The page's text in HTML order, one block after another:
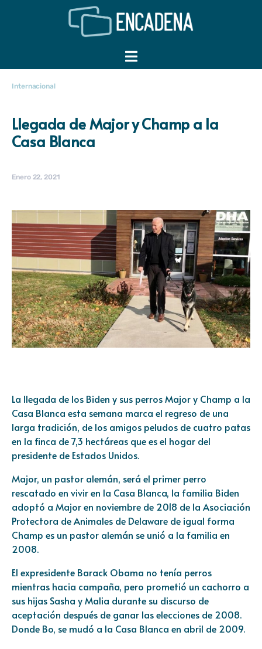
Internacional
Llegada de Major y Champ a la
Casa Blanca
Enero 22, 2021
La llegada de los Biden y sus perros Major y Champ a la
Casa Blanca esta semana marca el regreso de una
larga tradición, de los amigos peludos de cuatro patas
en la finca de 7,3 hectáreas que es el hogar del
presidente de Estados Unidos.
Major, un pastor alemán, será el primer perro
rescatado en vivir en la Casa Blanca, la familia Biden
adoptó a Major en noviembre de 2018 de la Asociación
Protectora de Animales de Delaware de igual forma
Champ es un pastor alemán se unió a la familia en
2008.
El expresidente Barack Obama no tenía perros
mientras hacia campaña, pero prometió un cachorro a
sus hijas Sasha y Malia durante su discurso de
aceptación después de ganar las elecciones de 2008.
Donde Bo, se mudó a la Casa Blanca en abril de 2009.